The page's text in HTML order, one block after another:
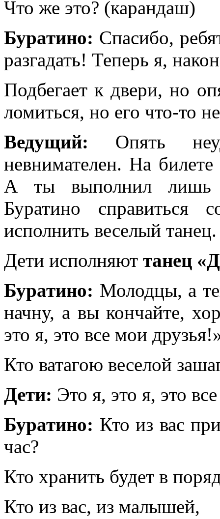
Что же это? (карандаш)
Буратино: Спасибо,
разгадать! Теперь я,
Подбегает к двери, но
ломиться, но его что-то
Ведущий: Опять
невнимателен. На
А ты выполнил лишь
Буратино справиться
исполнить веселый танец.
Дети исполняют танец
Буратино: Молодцы, а
начну, а вы кончайте,
это я, это все мои
Кто ватагою веселой
Дети: Это я, это я, это
Буратино: Кто из вас
час?
Кто хранить будет в
Кто из вас, из малышей,